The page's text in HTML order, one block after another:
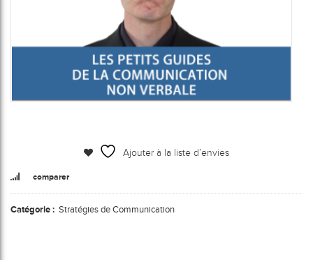
Ajouter à la liste d’envies
comparer
Catégorie : Stratégies de Communication